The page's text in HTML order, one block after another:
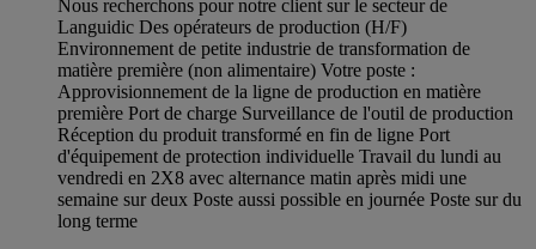
Nous recherchons pour notre client sur le secteur de
Languidic Des opérateurs de production (H/F)
Environnement de petite industrie de transformation de
matière première (non alimentaire) Votre poste :
Approvisionnement de la ligne de production en matière
première Port de charge Surveillance de l'outil de production
Réception du produit transformé en fin de ligne Port
d'équipement de protection individuelle Travail du lundi au
vendredi en 2X8 avec alternance matin après midi une
semaine sur deux Poste aussi possible en journée Poste sur du
long terme